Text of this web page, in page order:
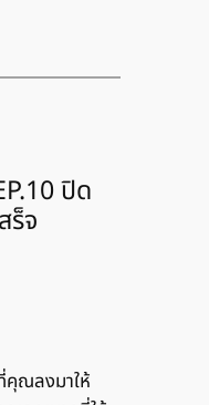
ปิด
ร็จ
คุณลงมาให้